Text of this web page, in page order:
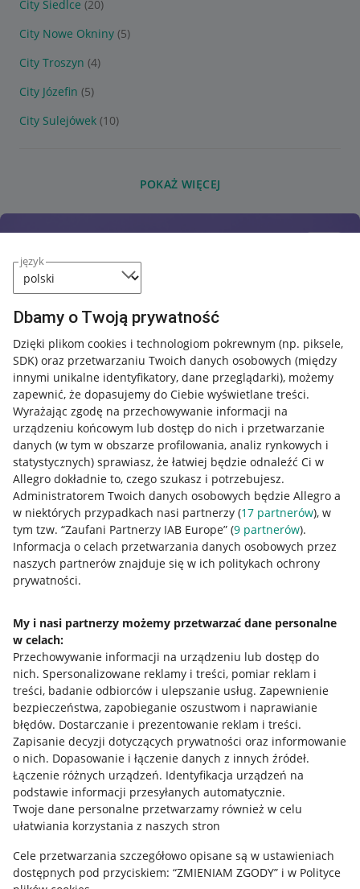
język
Dbamy o Twoją prywatność
Dzięki plikom cookies i technologiom pokrewnym (np. piksele,
SDK) oraz przetwarzaniu Twoich danych osobowych (między
innymi unikalne identyfikatory, dane przeglądarki), możemy
zapewnić, że dopasujemy do Ciebie wyświetlane treści.
Wyrażając zgodę na przechowywanie informacji na
urządzeniu końcowym lub dostęp do nich i przetwarzanie
danych (w tym w obszarze profilowania, analiz rynkowych i
statystycznych) sprawiasz, że łatwiej będzie odnaleźć Ci w
Allegro dokładnie to, czego szukasz i potrzebujesz.
Administratorem Twoich danych osobowych będzie Allegro a
w niektórych przypadkach nasi partnerzy (17 partnerów), w
tym tzw. “Zaufani Partnerzy IAB Europe” (9 partnerów).
Informacja o celach przetwarzania danych osobowych przez
naszych partnerów znajduje się w ich politykach ochrony
prywatności.
My i nasi partnerzy możemy przetwarzać dane personalne
w celach:
Przechowywanie informacji na urządzeniu lub dostęp do
nich. Spersonalizowane reklamy i treści, pomiar reklam i
treści, badanie odbiorców i ulepszanie usług. Zapewnienie
bezpieczeństwa, zapobieganie oszustwom i naprawianie
błędów. Dostarczanie i prezentowanie reklam i treści.
Zapisanie decyzji dotyczących prywatności oraz informowanie
o nich. Dopasowanie i łączenie danych z innych źródeł.
Łączenie różnych urządzeń. Identyfikacja urządzeń na
podstawie informacji przesyłanych automatycznie.
Twoje dane personalne przetwarzamy również w celu
ułatwiania korzystania z naszych stron
Cele przetwarzania szczegółowo opisane są w ustawieniach
dostępnych pod przyciskiem: “ZMIENIAM ZGODY” i w Polityce
City Siedlce (20)
City Nowe Okniny (5)
City Troszyn (4)
City Józefin (5)
City Sulejówek (10)
POKAŻ WIĘCEJ
Przydatne informacje
Jak to działa
Allegro Gadane dla sprzedających
Allegro Gadane dla kupujących
Mapa miejscowości
Informacje prawne
Regulamin
Polityka plików "cookies"
Ustawienia plików "cookies"
Udostępnianie lokalizacji